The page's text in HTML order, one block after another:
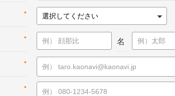
*
* 名
*
*